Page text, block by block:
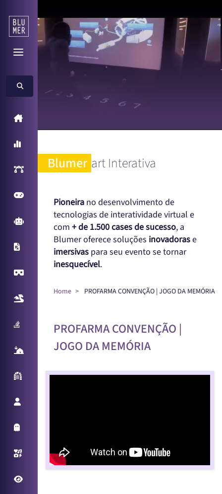
Inteligência Artificial
Games
Arcade Games
Sampling Machine
React Table
Parede Reativa
Photo/Video Booth
Blumer art Interativa
Pioneira no desenvolvimento de
tecnologias de interatividade virtual e
com + de 1.500 cases de sucesso, a
Blumer oferece soluções inovadorase
imersivas para seu evento se tornar
inesquecível.
Home PROFARMA CONVENÇÃO | JOGO DA MEMÓRIA
PROFARMA CONVENÇÃO |
JOGO DA MEMÓRIA